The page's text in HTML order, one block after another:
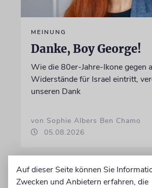
MEINUNG
Danke, Boy George!
Wie die 80er-Jahre-Ikone gegen
Widerstände für Israel eintritt,
unseren Dank
von Sophie Albers Ben Chamo
05.08.2026
Auf dieser Seite können Sie
Zwecken und Anbietern erfahren, die